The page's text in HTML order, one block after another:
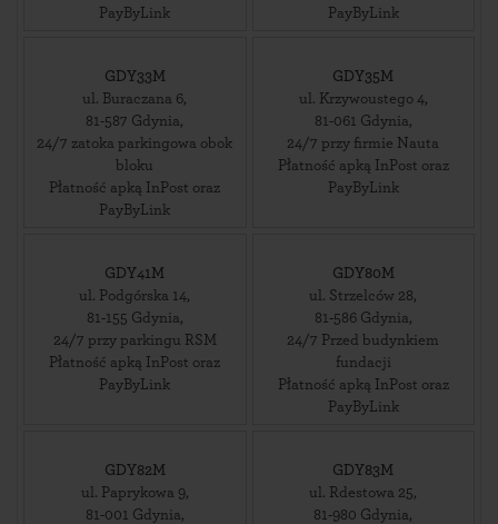
PayByLink
PayByLink
GDY33M
ul. Buraczana 6,
81-587 Gdynia,
24/7 zatoka parkingowa obok
bloku
Płatność apką InPost oraz
PayByLink
GDY35M
ul. Krzywoustego 4,
81-061 Gdynia,
24/7 przy firmie Nauta
Płatność apką InPost oraz
PayByLink
GDY41M
ul. Podgórska 14,
81-155 Gdynia,
24/7 przy parkingu RSM
Płatność apką InPost oraz
PayByLink
GDY80M
ul. Strzelców 28,
81-586 Gdynia,
24/7 Przed budynkiem
fundacji
Płatność apką InPost oraz
PayByLink
GDY82M
ul. Paprykowa 9,
81-001 Gdynia,
GDY83M
ul. Rdestowa 25,
81-980 Gdynia,